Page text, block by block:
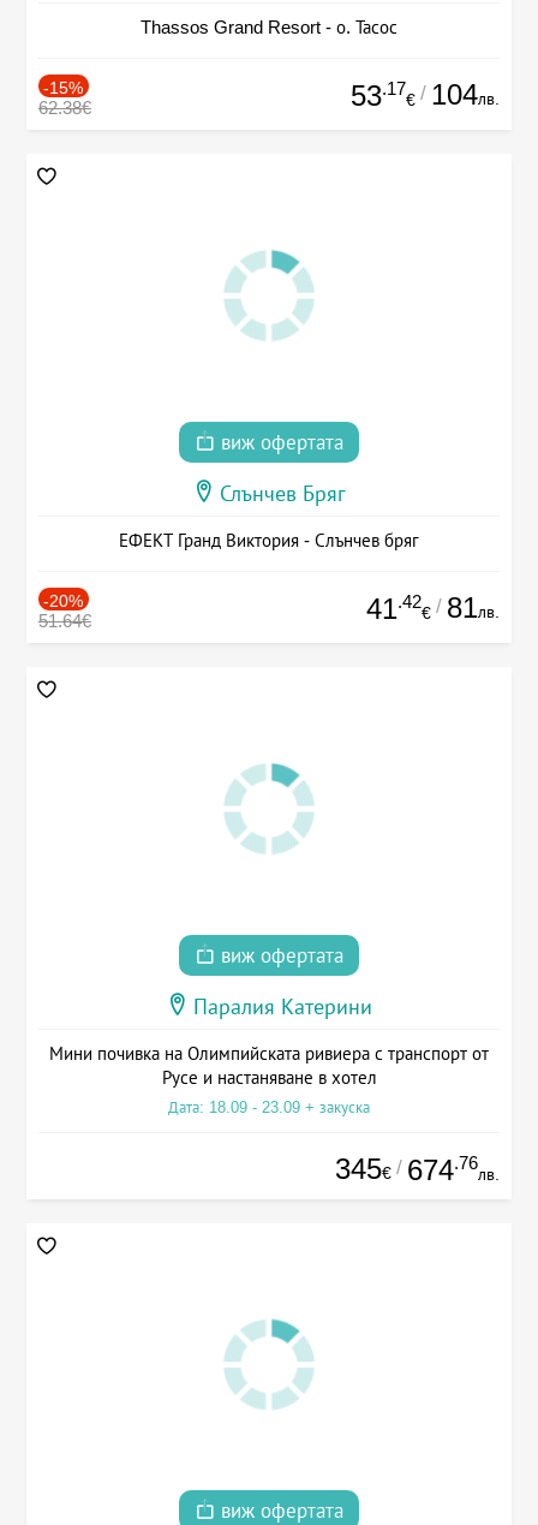
Thassos Grand Resort - о. Тасос
-15%
62.38€ 53.17
€ / 104лв.
виж офертата
Слънчев Бряг
ЕФЕКТ Гранд Виктория - Слънчев бряг
-20%
51.64€ 41.42
€ / 81лв.
виж офертата
Паралия Катерини
Мини почивка на Олимпийската ривиера с транспорт от
Русе и настаняване в хотел
Дата: 18.09 - 23.09 + закуска
345€ / 674.76
лв.
виж офертата